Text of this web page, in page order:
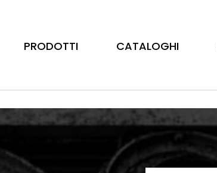
PRODOTTI CATALOGHI